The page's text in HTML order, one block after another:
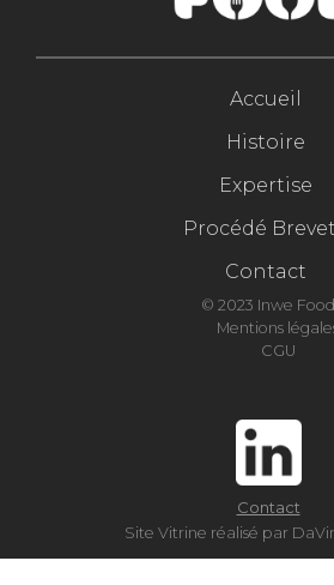
Accueil
Histoire
Expertise
Procédé
Contact
© 2023 Inwe Food
Mentions
CGU
Site Vitrine réalisé par
Contact